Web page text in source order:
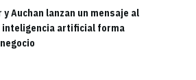
Auchan lanzan un mensaje al
inteligencia artificial forma